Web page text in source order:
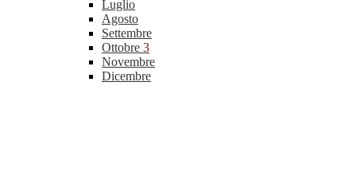
Luglio
Agosto
Settembre
Ottobre 3
Novembre
Dicembre